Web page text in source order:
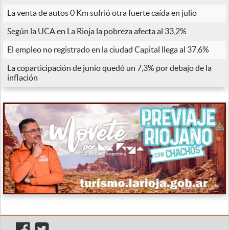
La venta de autos 0 Km sufrió otra fuerte caída en julio
Según la UCA en La Rioja la pobreza afecta al 33,2%
El empleo no registrado en la ciudad Capital llega al 37,6%
La coparticipación de junio quedó un 7,3% por debajo de la
inflación